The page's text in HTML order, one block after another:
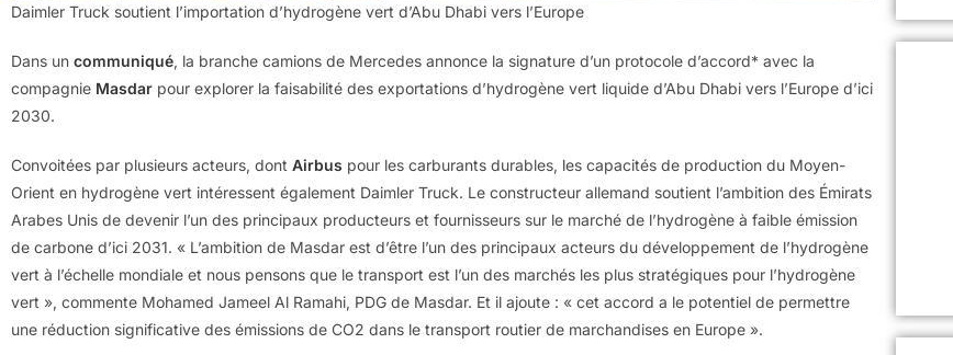
Daimler Truck soutient l’importation d’hydrogène vert d’Abu Dhabi vers l’Europe
Dans un communiqué, la branche camions de Mercedes annonce la signature d’un protocole d’accord* avec la
compagnie Masdar pour explorer la faisabilité des exportations d’hydrogène vert liquide d’Abu Dhabi vers l’Europe d’ici
2030.
Convoitées par plusieurs acteurs, dont Airbus pour les carburants durables, les capacités de production du Moyen-
Orient en hydrogène vert intéressent également Daimler Truck. Le constructeur allemand soutient l’ambition des Émirats
Arabes Unis de devenir l’un des principaux producteurs et fournisseurs sur le marché de l’hydrogène à faible émission
de carbone d’ici 2031. « L’ambition de Masdar est d’être l’un des principaux acteurs du développement de l’hydrogène
vert à l’échelle mondiale et nous pensons que le transport est l’un des marchés les plus stratégiques pour l’hydrogène
vert », commente Mohamed Jameel Al Ramahi, PDG de Masdar. Et il ajoute : « cet accord a le potentiel de permettre
une réduction significative des émissions de CO2 dans le transport routier de marchandises en Europe ».